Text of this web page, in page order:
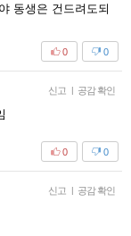
동생은 건드려도되
0
0
신고 | 공감 확인
0
0
신고 | 공감 확인